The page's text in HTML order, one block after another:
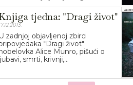
tjedna: "Dragi život"
U zadnjoj objavljenoj zbirci
"Dragi život"
Alice Munro, pišući o
smrti, krivnji,...